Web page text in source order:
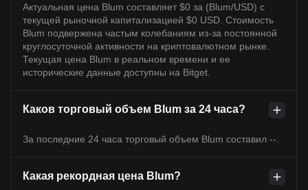
Актуальная цена Blum составляет $0 за (Blum/USD) с
текущей рыночной капитализацией $0 USD. Стоимость
Blum подвержена частым колебаниям из-за постоянной
круглосуточной активности на криптовалютном рынке.
Текущая цена Blum в реальном времени и ее
исторические данные доступны на Bitget.
Каков торговый объем Blum за 24 часа?
За последние 24 часа торговый объем Blum составил --.
Какая рекордная цена Blum?